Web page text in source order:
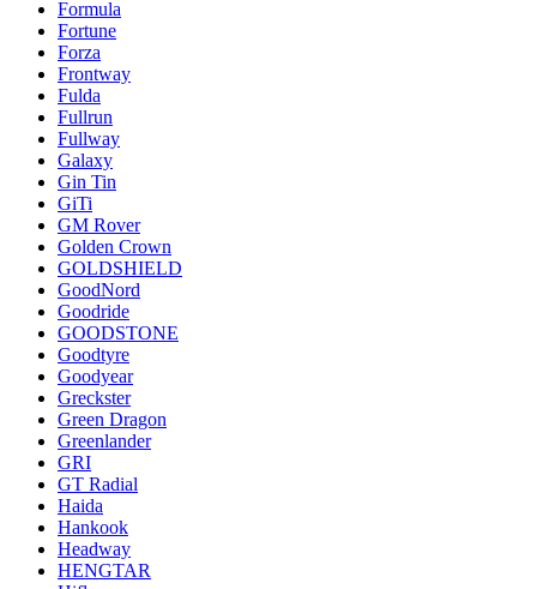
Formula
Fortune
Forza
Frontway
Fulda
Fullrun
Fullway
Galaxy
Gin Tin
GiTi
GM Rover
Golden Crown
GOLDSHIELD
GoodNord
Goodride
GOODSTONE
Goodtyre
Goodyear
Greckster
Green Dragon
Greenlander
GRI
GT Radial
Haida
Hankook
Headway
HENGTAR